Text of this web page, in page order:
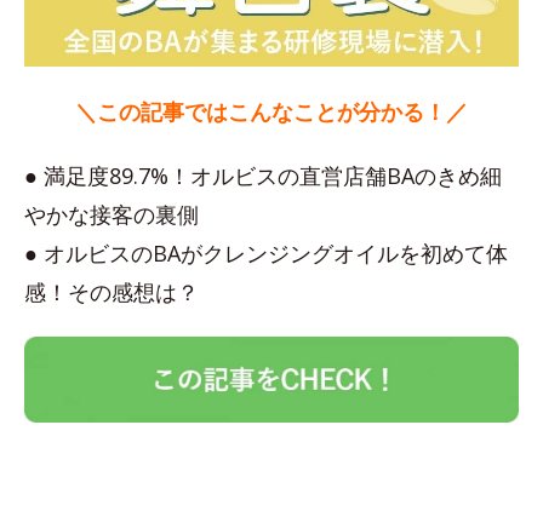
＼この記事ではこんなことが分かる！／
● 満足度89.7%！オルビスの直営店舗BAのきめ細
やかな接客の裏側
● オルビスのBAがクレンジングオイルを初めて体
感！その感想は？